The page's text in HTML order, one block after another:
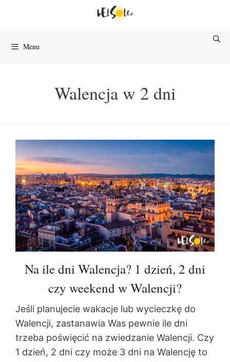
Menu
Walencja w 2 dni
Na ile dni Walencja? 1 dzień, 2 dni
czy weekend w Walencji?
Jeśli planujecie wakacje lub wycieczkę do
Walencji, zastanawia Was pewnie ile dni
trzeba poświęcić na zwiedzanie Walencji. Czy
1 dzień, 2 dni czy może 3 dni na Walencję to